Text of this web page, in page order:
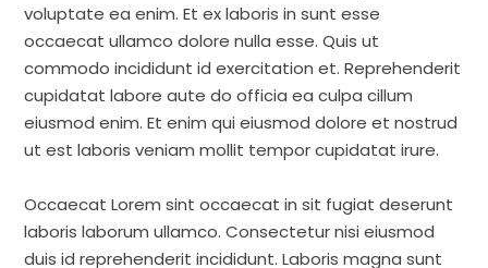
voluptate ea enim. Et ex laboris in sunt esse
occaecat ullamco dolore nulla esse. Quis ut
commodo incididunt id exercitation et. Reprehenderit
cupidatat labore aute do officia ea culpa cillum
eiusmod enim. Et enim qui eiusmod dolore et nostrud
ut est laboris veniam mollit tempor cupidatat irure.
Occaecat Lorem sint occaecat in sit fugiat deserunt
laboris laborum ullamco. Consectetur nisi eiusmod
duis id reprehenderit incididunt. Laboris magna sunt